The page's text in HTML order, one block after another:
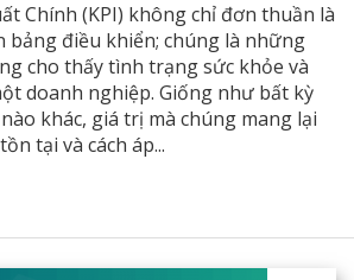
Chính (KPI) không chỉ đơn thuần là
bảng điều khiển; chúng là những
cho thấy tình trạng sức khỏe và
doanh nghiệp. Giống như bất kỳ
khác, giá trị mà chúng mang lại
tại và cách áp...